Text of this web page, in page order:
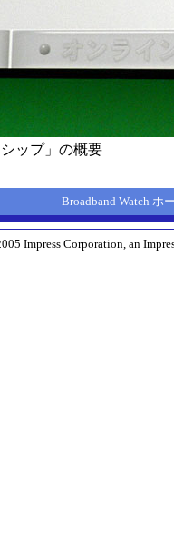
ップ」の概要
Broadband Watch ホ
Impress Corporation, an